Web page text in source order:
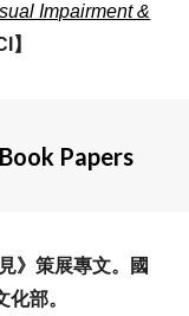
Impairment &
】
Papers
》策展專文。國
化部。